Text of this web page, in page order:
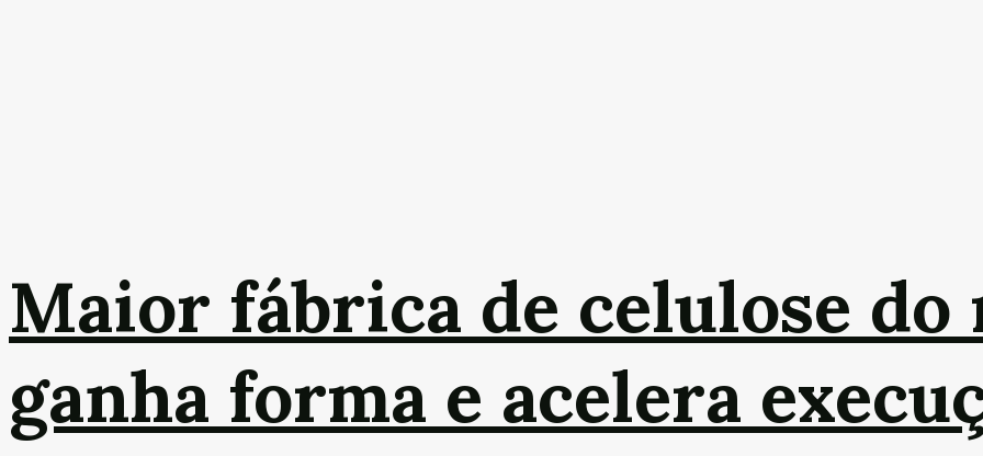
Maior fábrica de celulose do
ganha forma e acelera